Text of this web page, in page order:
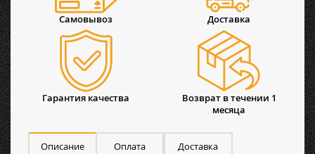
Самовывоз Доставка
Гарантия качества
Возврат в течении 1
месяца
Описание Оплата Доставка